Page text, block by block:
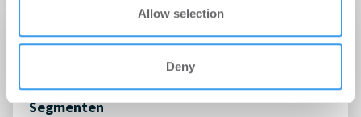
Allow selection
Deny
30.09.2014
IVD-Marktbericht „Münchner Umland“: weiter
steigende Kauf- und Mietpreise in allen
Segmenten